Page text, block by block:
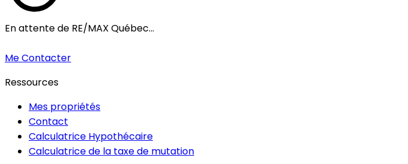
En attente de RE/MAX Québec...
Me Contacter
Ressources
Mes propriétés
Contact
Calculatrice Hypothécaire
Calculatrice de la taxe de mutation